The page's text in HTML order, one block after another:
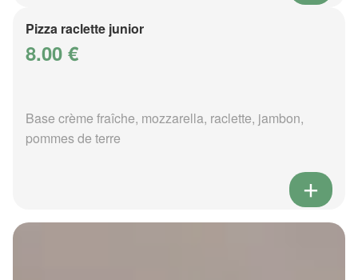
Pizza raclette junior
8.00 €
Base crème fraîche, mozzarella, raclette, jambon,
pommes de terre